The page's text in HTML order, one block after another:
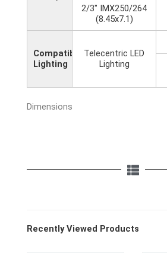
2/3" IMX250/264
(8.45x7.1)
Compatible
Lighting
Telecentric LED
Lighting
Dimensions
Recently Viewed Products